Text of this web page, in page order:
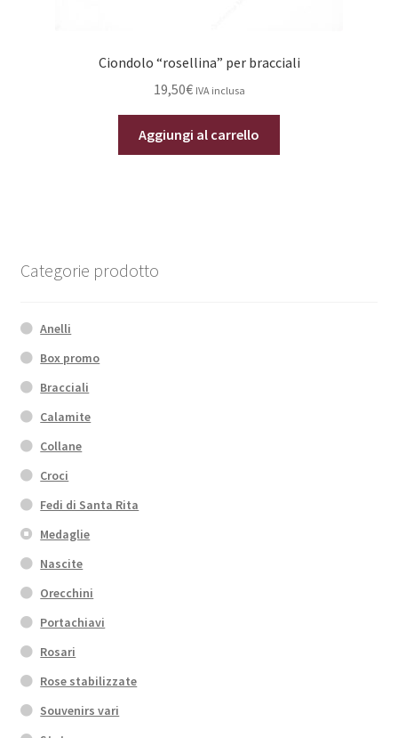
Ciondolo “rosellina” per bracciali
19,50€ IVA inclusa
Aggiungi al carrello
Categorie prodotto
Anelli
Box promo
Bracciali
Calamite
Collane
Croci
Fedi di Santa Rita
Medaglie
Nascite
Orecchini
Portachiavi
Rosari
Rose stabilizzate
Souvenirs vari